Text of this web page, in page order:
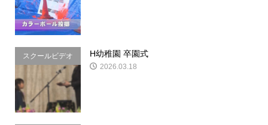
スクールビデオ
&写真
H幼稚園 卒園式
2026.03.18